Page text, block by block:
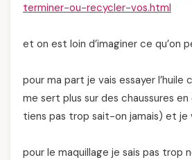
terminer-ou-recycler-vos.html
et on est loin d’imaginer ce qu’on
pour ma part je vais essayer l’huile
me sert plus sur des chaussures en
tiens pas trop sait-on jamais) et je
pour le maquillage je sais pas trop